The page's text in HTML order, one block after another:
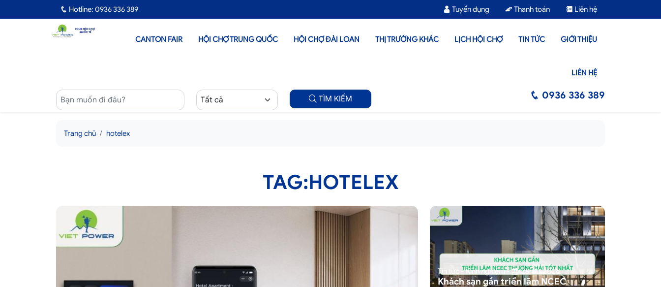
Hotline: 0936 336 389 Tuyển dụng Thanh toán Liên hệ
CANTON FAIR HỘI CHỢ TRUNG QUỐC HỘI CHỢ ĐÀI LOAN THỊ TRƯỜNG KHÁC LỊCH HỘI CHỢ TIN TỨC GIỚI THIỆU
LIÊN HỆ
TÌM KIẾM 0936 336 389
Trang chủ hotelex
TAG:HOTELEX
Tin tức - Kinh nghiệm- 28/03/2026
Khách sạn gần triển lãm NCEC